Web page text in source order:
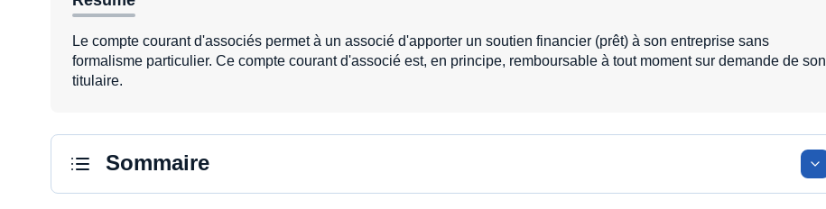
Le compte courant d'associés permet à un associé d'apporter un soutien financier (prêt) à son entreprise sans
formalisme particulier. Ce compte courant d'associé est, en principe, remboursable à tout moment sur demande de son
titulaire.
Sommaire